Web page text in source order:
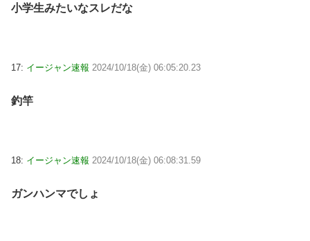
小学生みたいなスレだな
17: イージャン速報 2024/10/18(金) 06:05:20.23
釣竿
18: イージャン速報 2024/10/18(金) 06:08:31.59
ガンハンマでしょ